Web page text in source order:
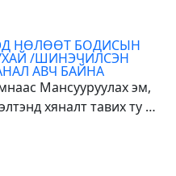
НӨЛӨӨТ БОДИСЫН
/ШИНЭЧИЛСЭН
АВЧ БАЙНА
Мансууруулах эм,
хяналт тавих ту …